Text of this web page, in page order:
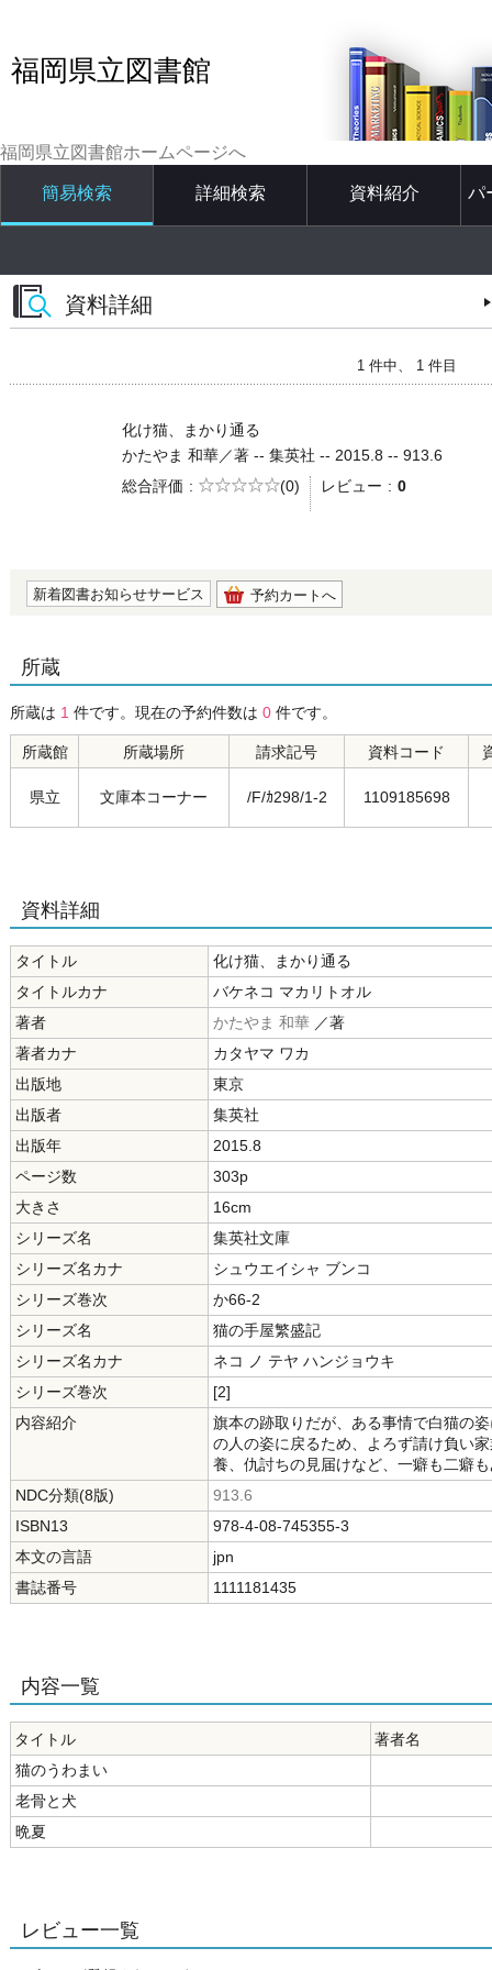
福岡県立図書館
福岡県立図書館ホームページへ
簡易検索 詳細検索 資料紹介 パ
資料詳細
1 件中、 1 件目
化け猫、まかり通る
かたやま 和華／著 -- 集英社 -- 2015.8 -- 913.6
総合評価
5段階評価
(0) レビュー 0
新着図書お知らせサービス 予約カートへ
所蔵
所蔵は 1 件です。現在の予約件数は 0 件です。
所蔵館 所蔵場所 請求記号 資料コード
県立 文庫本コーナー /F/ｶ298/1-2 1109185698
資料詳細
タイトル
化け猫、まかり通る
タイトルカナ
バケネコ マカリトオル
著者
かたやま 和華 ／著
著者カナ
カタヤマ ワカ
出版地
東京
出版者
集英社
出版年
2015.8
ページ数
303p
大きさ
16cm
シリーズ名
集英社文庫
シリーズ名カナ
シュウエイシャ ブンコ
シリーズ巻次
か66-2
シリーズ名
猫の手屋繁盛記
シリーズ名カナ
ネコ ノ テヤ ハンジョウキ
シリーズ巻次
[2]
内容紹介
旗本の跡取りだが、ある事情で白猫の
の人の姿に戻るため、よろず請け負い
養、仇討ちの見届けなど、一癖も二癖
NDC分類(8版)
913.6
ISBN13
978-4-08-745355-3
本文の言語
jpn
書誌番号
1111181435
内容一覧
タイトル
著者名
猫のうわまい
老骨と犬
晩夏
レビュー一覧